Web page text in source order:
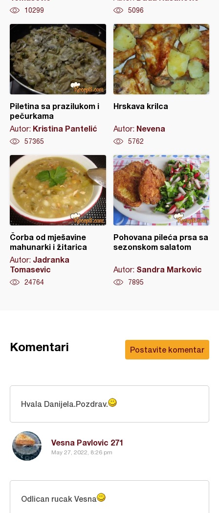
10299 5096
Piletina sa prazilukom i
pečurkama
Autor: Kristina Pantelić
57365
Hrskava krilca
Autor: Nevena
5762
Čorba od mješavine
mahunarki i žitarica
Autor: Jadranka
Tomasevic
24764
Pohovana pileća prsa sa
sezonskom salatom
Autor: Sandra Markovic
7895
Postavite komentar
Komentari
Vesna Pavlovic 271
May 27, 2022, 8:26 pm
Hvala Danijela.Pozdrav.
Odlican rucak Vesna